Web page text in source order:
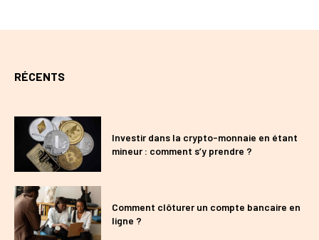
RÉCENTS
Investir dans la crypto-monnaie en étant
mineur : comment s’y prendre ?
Comment clôturer un compte bancaire en
ligne ?